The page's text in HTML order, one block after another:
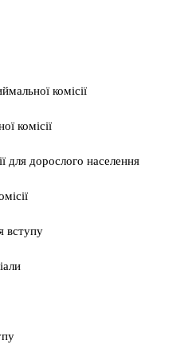
комісії
комісії
для дорослого населення
вступу